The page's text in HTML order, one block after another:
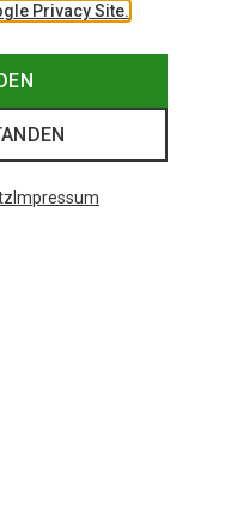
Privacy Site.
Impressum